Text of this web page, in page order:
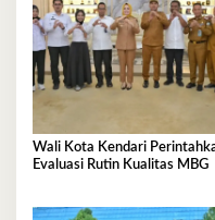
Wali Kota Kendari
Evaluasi Rutin Kualitas MBG